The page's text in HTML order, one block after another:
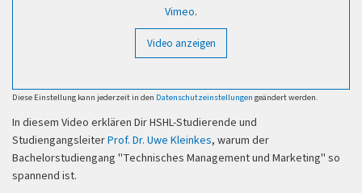
Digital Buildung Solutions
Vimeo.
Video anzeigen
Diese Einstellung kann jederzeit in den Datenschutzeinstellungen geändert werden.
In diesem Video erklären Dir HSHL-Studierende und
StudiengangsleiterProf. Dr. Uwe Kleinkes, warum der
Bachelorstudiengang "Technisches Management und Marketing" so
spannend ist.